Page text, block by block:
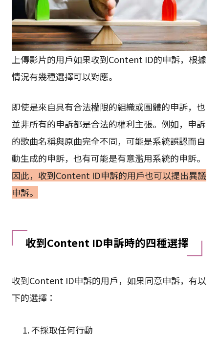
上傳影片的用戶如果收到Content ID的申訴，根據
情況有幾種選擇可以對應。
即使是來自具有合法權限的組織或團體的申訴，也
並非所有的申訴都是合法的權利主張。例如，申訴
的歌曲名稱與原曲完全不同，可能是系統誤認而自
動生成的申訴，也有可能是有意濫用系統的申訴。
因此，收到Content ID申訴的用戶也可以提出異議
申訴。
收到Content ID申訴時的四種選擇
收到Content ID申訴的用戶，如果同意申訴，有以
下的選擇：
不採取任何行動